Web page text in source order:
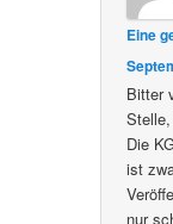
Eine
Bitter
Die
ist
nur